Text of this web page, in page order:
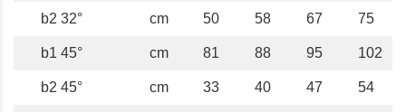
b2 32° cm 50 58 67 75
b1 45° cm 81 88 95 102
b2 45° cm 33 40 47 54